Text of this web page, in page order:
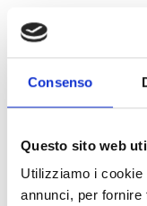
Consenso
Questo sito web
Utilizziamo i
annunci, per
Team,
SEO
investire
di riferimentoe la
principali fattori che
SEO Internazionale.